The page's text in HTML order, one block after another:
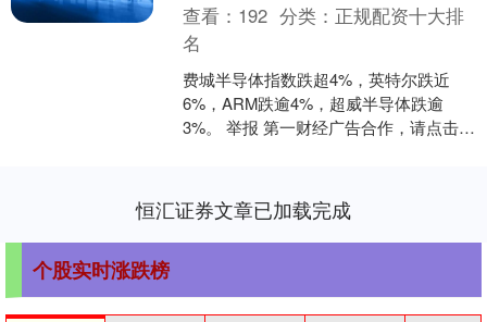
查看： 192 分类： 正规配资十大排
名
费城半导体指数跌超4%，英特尔跌近
6%，ARM跌逾4%，超威半导体跌逾
3%。 举报 第一财经广告合作，请点击这
恒汇证券文章已加载完成
个股实时涨跌榜